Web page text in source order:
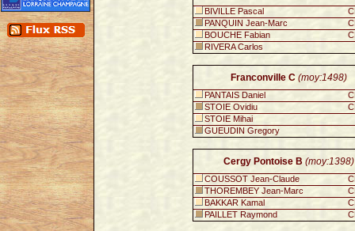
BIVILLE Pascal
PANQUIN Jean-Marc
BOUCHE Fabian
RIVERA Carlos
Franconville C (moy:1498)
PANTAIS Daniel
STOIE Ovidiu
STOIE Mihai
GUEUDIN Gregory
Cergy Pontoise B (moy:1398)
COUSSOT Jean-Claude
THOREMBEY Jean-Marc
BAKKAR Kamal
PAILLET Raymond